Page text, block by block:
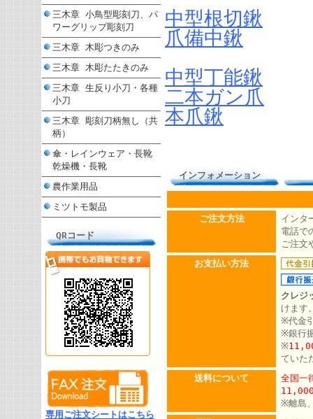
三木章 小鳥型彫刻刀、パ
ワーグリップ彫刻刀
三木章 木彫つきのみ
三木章 木彫たたきのみ
三木章 生反り小刀・各種
小刀
三木章 彫刻刀柄無し（共
柄）
傘・レインウェア・長靴
乾燥機・長靴
農作業用品
ミツトモ製品
QRコード
専用ご注文シートはこちら
中型根切鍬
爪備中鍬
中型丁能鍬
二本ガン爪
本爪鍬
インフォメーション
ご注文方法
インタ
電話で
ご注文
お支払い方法
クレジ
けます
※代金
※銀行
※
ていた
送料について
全国一
※離島